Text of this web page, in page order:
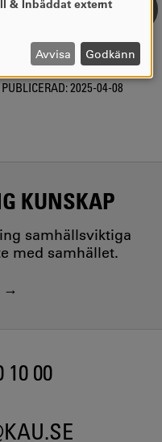
PUBLICERAD:2025-04-08
KUNSKAP
samhällsviktiga
med samhället.
10 00
& Inbäddat externt
Avvisa Godkänn